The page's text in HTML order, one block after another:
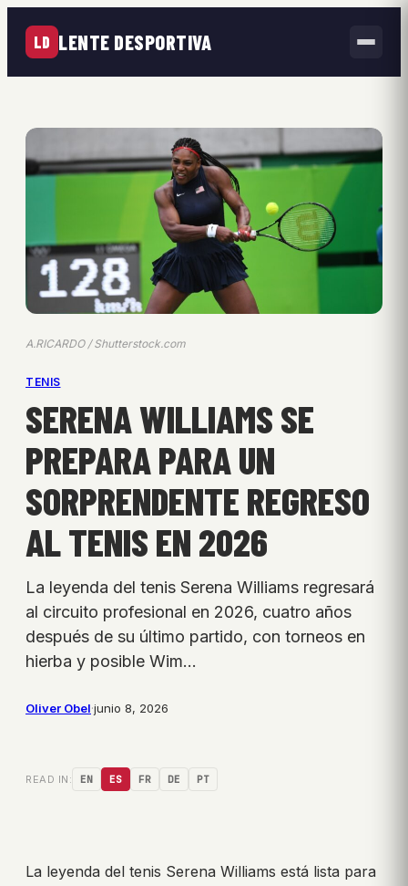
LD LENTE DESPORTIVA
A.RICARDO / Shutterstock.com
TENIS
SERENA WILLIAMS SE
PREPARA PARA UN
SORPRENDENTE REGRESO
AL TENIS EN 2026
La leyenda del tenis Serena Williams regresará
al circuito profesional en 2026, cuatro años
después de su último partido, con torneos en
hierba y posible Wim…
Oliver Obel·junio 8, 2026
READ IN: EN ES FR DE PT
La leyenda del tenis Serena Williams está lista para